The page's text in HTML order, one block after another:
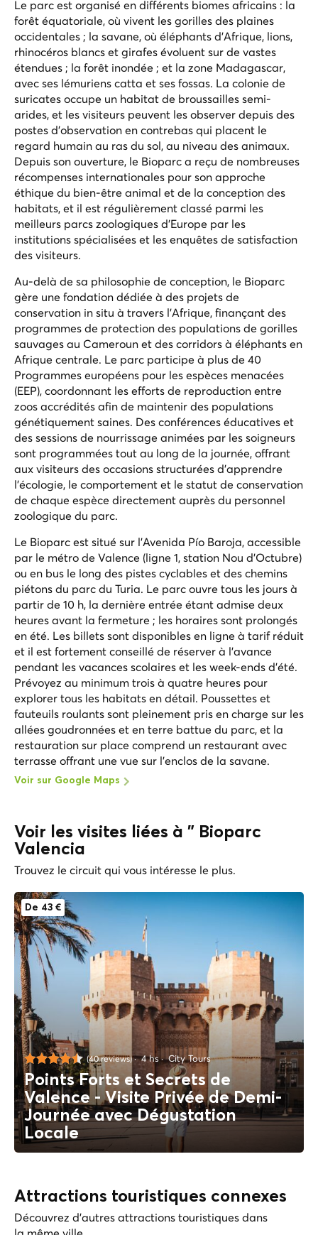
Le parc est organisé en différents biomes africains : la
forêt équatoriale, où vivent les gorilles des plaines
occidentales ; la savane, où éléphants d'Afrique, lions,
rhinocéros blancs et girafes évoluent sur de vastes
étendues ; la forêt inondée ; et la zone Madagascar,
avec ses lémuriens catta et ses fossas. La colonie de
suricates occupe un habitat de broussailles semi-
arides, et les visiteurs peuvent les observer depuis des
postes d'observation en contrebas qui placent le
regard humain au ras du sol, au niveau des animaux.
Depuis son ouverture, le Bioparc a reçu de nombreuses
récompenses internationales pour son approche
éthique du bien-être animal et de la conception des
habitats, et il est régulièrement classé parmi les
meilleurs parcs zoologiques d'Europe par les
institutions spécialisées et les enquêtes de satisfaction
des visiteurs.
Au-delà de sa philosophie de conception, le Bioparc
gère une fondation dédiée à des projets de
conservation in situ à travers l'Afrique, finançant des
programmes de protection des populations de gorilles
sauvages au Cameroun et des corridors à éléphants en
Afrique centrale. Le parc participe à plus de 40
Programmes européens pour les espèces menacées
(EEP), coordonnant les efforts de reproduction entre
zoos accrédités afin de maintenir des populations
génétiquement saines. Des conférences éducatives et
des sessions de nourrissage animées par les soigneurs
sont programmées tout au long de la journée, offrant
aux visiteurs des occasions structurées d'apprendre
l'écologie, le comportement et le statut de conservation
de chaque espèce directement auprès du personnel
zoologique du parc.
Le Bioparc est situé sur l'Avenida Pío Baroja, accessible
par le métro de Valence (ligne 1, station Nou d'Octubre)
ou en bus le long des pistes cyclables et des chemins
piétons du parc du Turia. Le parc ouvre tous les jours à
partir de 10 h, la dernière entrée étant admise deux
heures avant la fermeture ; les horaires sont prolongés
en été. Les billets sont disponibles en ligne à tarif réduit
et il est fortement conseillé de réserver à l'avance
pendant les vacances scolaires et les week-ends d'été.
Prévoyez au minimum trois à quatre heures pour
explorer tous les habitats en détail. Poussettes et
fauteuils roulants sont pleinement pris en charge sur les
allées goudronnées et en terre battue du parc, et la
restauration sur place comprend un restaurant avec
terrasse offrant une vue sur l'enclos de la savane.
Voir sur Google Maps
Voir les visites liées à " Bioparc
Valencia
Trouvez le circuit qui vous intéresse le plus.
De 43 €
(40 reviews) 4 hs City Tours
Points Forts et Secrets de
Valence - Visite Privée de Demi-
Journée avec Dégustation
Locale
Attractions touristiques connexes
Découvrez d'autres attractions touristiques dans